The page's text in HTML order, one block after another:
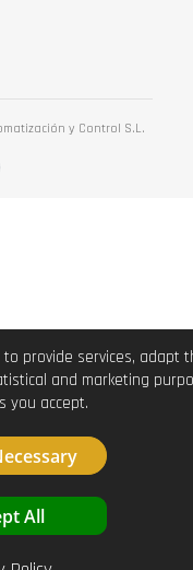
y Control S.L.
provide services, adapt
and marketing
you accept.
All